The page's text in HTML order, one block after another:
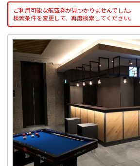
ご利用可能な航空券が見つかりませんでした。
検索条件を変更して、再度検索してください。